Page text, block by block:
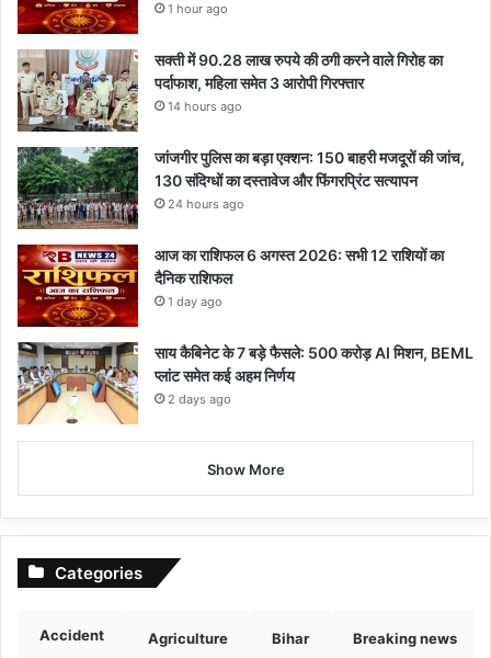
1 hour ago
सक्ती में 90.28 लाख रुपये की ठगी करने वाले गिरोह का
पर्दाफाश, महिला समेत 3 आरोपी गिरफ्तार
14 hours ago
जांजगीर पुलिस का बड़ा एक्शन: 150 बाहरी मजदूरों की जांच,
130 संदिग्धों का दस्तावेज और फिंगरप्रिंट सत्यापन
24 hours ago
आज का राशिफल 6 अगस्त 2026: सभी 12 राशियों का
दैनिक राशिफल
1 day ago
साय कैबिनेट के 7 बड़े फैसले: 500 करोड़ AI मिशन, BEML
प्लांट समेत कई अहम निर्णय
2 days ago
Show More
Categories
Accident Agriculture Bihar Breaking news